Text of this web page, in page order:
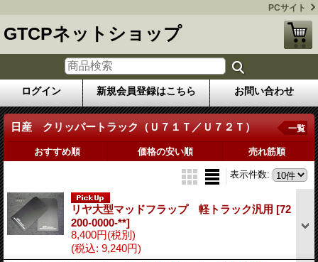
PCサイト
GTCPネットショップ
ログイン 新規会員登録はこちら お問い合わせ
日産 クリッパートラック（Ｕ７１Ｔ／Ｕ７２Ｔ） 一覧
おすすめ順 価格の安い順 売れ筋順
表示件数:
リヤ大型マッドフラップ 軽トラック汎用 [72
200-0000-**]
8,400円(税別)
(税込: 9,240円)